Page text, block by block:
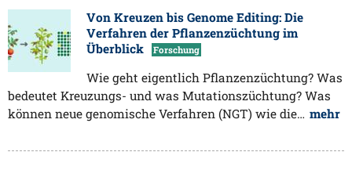
Von Kreuzen bis Genome Editing: Die
Verfahren der Pflanzenzüchtung im
Überblick
Forschung
Wie geht eigentlich Pflanzenzüchtung? Was
bedeutet Kreuzungs- und was Mutationszüchtung? Was
können neue genomische Verfahren (NGT) wie die… mehr